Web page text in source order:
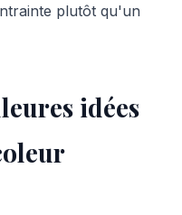
plutôt qu'un
idées